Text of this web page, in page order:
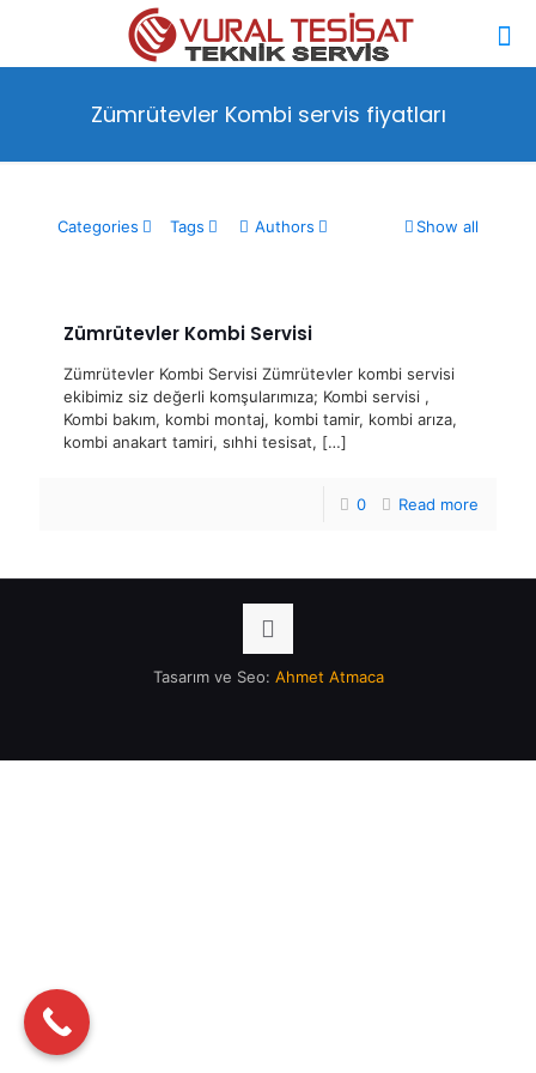
Zümrütevler Kombi servis fiyatları
Categories Tags Authors Show all
Zümrütevler Kombi Servisi
Zümrütevler Kombi Servisi Zümrütevler kombi servisi
ekibimiz siz değerli komşularımıza; Kombi servisi ,
Kombi bakım, kombi montaj, kombi tamir, kombi arıza,
kombi anakart tamiri, sıhhi tesisat, […]
0 Read more
Tasarım ve Seo: Ahmet Atmaca